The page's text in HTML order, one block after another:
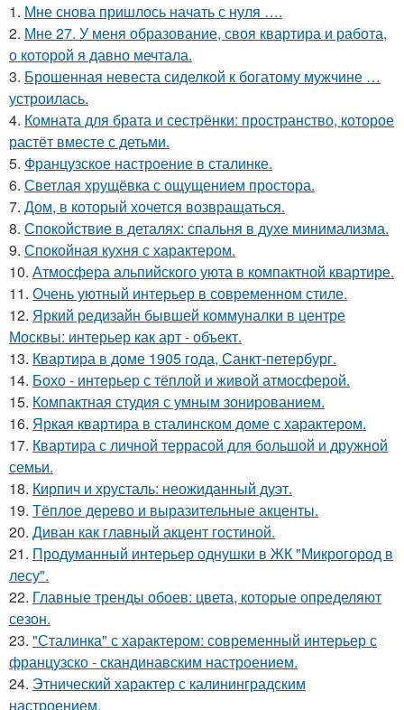
1. Мне снова пришлось начать с нуля ….
2. Мне 27. У меня образование, своя квартира и работа,
о которой я давно мечтала.
3. Брошенная невеста сиделкой к богатому мужчине …
устроилась.
4. Комната для брата и сестрёнки: пространство, которое
растёт вместе с детьми.
5. Французское настроение в сталинке.
6. Светлая хрущёвка с ощущением простора.
7. Дом, в который хочется возвращаться.
8. Спокойствие в деталях: спальня в духе минимализма.
9. Спокойная кухня с характером.
10. Атмосфера альпийского уюта в компактной квартире.
11. Очень уютный интерьер в современном стиле.
12. Яркий редизайн бывшей коммуналки в центре
Москвы: интерьер как арт - объект.
13. Квартира в доме 1905 года, Санкт-петербург.
14. Бохо - интерьер с тёплой и живой атмосферой.
15. Компактная студия с умным зонированием.
16. Яркая квартира в сталинском доме с характером.
17. Квартира с личной террасой для большой и дружной
семьи.
18. Кирпич и хрусталь: неожиданный дуэт.
19. Тёплое дерево и выразительные акценты.
20. Диван как главный акцент гостиной.
21. Продуманный интерьер однушки в ЖК "Микрогород в
лесу".
22. Главные тренды обоев: цвета, которые определяют
сезон.
23. "Сталинка" с характером: современный интерьер с
французско - скандинавским настроением.
24. Этнический характер с калининградским
настроением.